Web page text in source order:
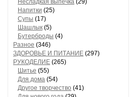
Несладкая выпечка (29)
Напитки (25)
Супы (17)
Шашлык (5)
Бутерброды (4)
Разное (346)
ЗДОРОВЬЕ И ПИТАНИЕ (297)
РУКОДЕЛИЕ (265)
Шитье (55)
Для дома (54)
Другое творчество (41)